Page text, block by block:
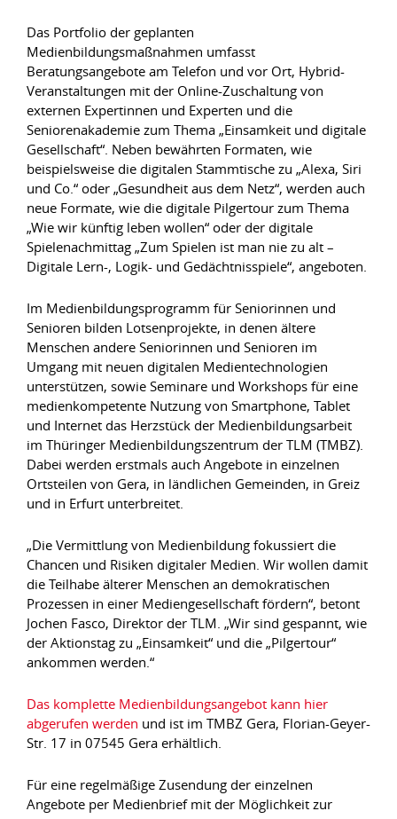
Das Portfolio der geplanten
Medienbildungsmaßnahmen umfasst
Beratungsangebote am Telefon und vor Ort, Hybrid-
Veranstaltungen mit der Online-Zuschaltung von
externen Expertinnen und Experten und die
Seniorenakademie zum Thema „Einsamkeit und digitale
Gesellschaft“. Neben bewährten Formaten, wie
beispielsweise die digitalen Stammtische zu „Alexa, Siri
und Co.“ oder „Gesundheit aus dem Netz“, werden auch
neue Formate, wie die digitale Pilgertour zum Thema
„Wie wir künftig leben wollen“ oder der digitale
Spielenachmittag „Zum Spielen ist man nie zu alt –
Digitale Lern-, Logik- und Gedächtnisspiele“, angeboten.
Im Medienbildungsprogramm für Seniorinnen und
Senioren bilden Lotsenprojekte, in denen ältere
Menschen andere Seniorinnen und Senioren im
Umgang mit neuen digitalen Medientechnologien
unterstützen, sowie Seminare und Workshops für eine
medienkompetente Nutzung von Smartphone, Tablet
und Internet das Herzstück der Medienbildungsarbeit
im Thüringer Medienbildungszentrum der TLM (TMBZ).
Dabei werden erstmals auch Angebote in einzelnen
Ortsteilen von Gera, in ländlichen Gemeinden, in Greiz
und in Erfurt unterbreitet.
„Die Vermittlung von Medienbildung fokussiert die
Chancen und Risiken digitaler Medien. Wir wollen damit
die Teilhabe älterer Menschen an demokratischen
Prozessen in einer Mediengesellschaft fördern“, betont
Jochen Fasco, Direktor der TLM. „Wir sind gespannt, wie
der Aktionstag zu „Einsamkeit“ und die „Pilgertour“
ankommen werden.“
Das komplette Medienbildungsangebot kann hier
abgerufen werden und ist im TMBZ Gera, Florian-Geyer-
Str. 17 in 07545 Gera erhältlich.
Für eine regelmäßige Zusendung der einzelnen
Angebote per Medienbrief mit der Möglichkeit zur